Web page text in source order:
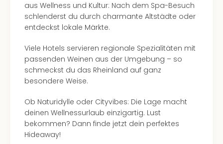
aus Wellness und Kultur: Nach dem Spa-Besuch
schlenderst du durch charmante Altstädte oder
entdeckst lokale Märkte.
Viele Hotels servieren regionale Spezialitäten mit
passenden Weinen aus der Umgebung – so
schmeckst du das Rheinland auf ganz
besondere Weise.
Ob Naturidylle oder Cityvibes: Die Lage macht
deinen Wellnessurlaub einzigartig. Lust
bekommen? Dann finde jetzt dein perfektes
Hideaway!